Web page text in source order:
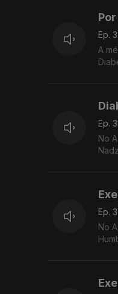
Ep.
A
Ep.
No
Ep.
No